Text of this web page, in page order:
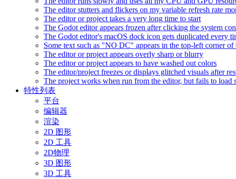
The editor stutters and flickers on my variable refresh rate
The editor or project takes a very long time to start
The Godot editor appears frozen after clicking the system
The Godot editor's macOS dock icon gets duplicated every
Some text such as "NO DC" appears in the top-left corner
The editor or project appears overly sharp or blurry
The editor or project appears to have washed out colors
The editor/project freezes or displays glitched visuals after
The project works when run from the editor, but fails to
特性列表
平台
编辑器
渲染
2D 图形
2D 工具
2D物理
3D 图形
3D 工具